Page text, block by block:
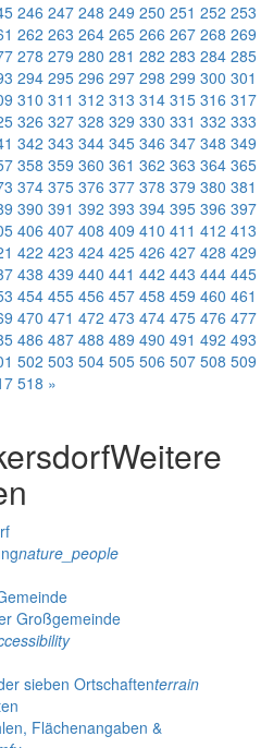
246 247 248 249 250 251 252 253
262 263 264 265 266 267 268 269
278 279 280 281 282 283 284 285
294 295 296 297 298 299 300 301
310 311 312 313 314 315 316 317
326 327 328 329 330 331 332 333
342 343 344 345 346 347 348 349
358 359 360 361 362 363 364 365
374 375 376 377 378 379 380 381
390 391 392 393 394 395 396 397
406 407 408 409 410 411 412 413
422 423 424 425 426 427 428 429
438 439 440 441 442 443 444 445
454 455 456 457 458 459 460 461
470 471 472 473 474 475 476 477
486 487 488 489 490 491 492 493
502 503 504 505 506 507 508 509
518 »
Weitere
nature_people
Großgemeinde
sieben Ortschaftenterrain
Flächenangaben &